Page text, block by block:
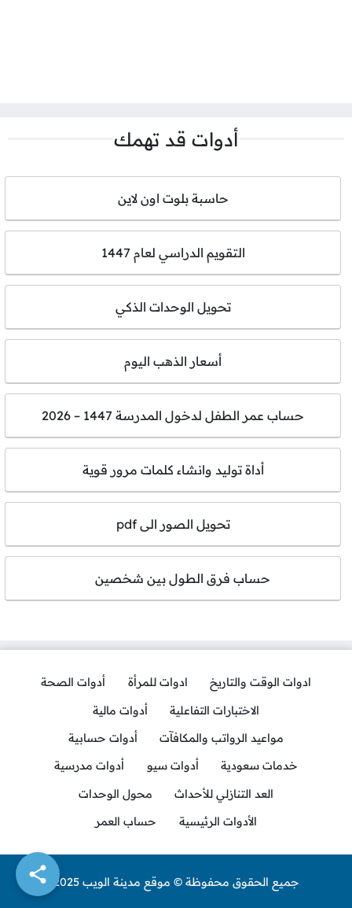
أدوات قد تهمك
حاسبة بلوت اون لاين
التقويم الدراسي لعام 1447
تحويل الوحدات الذكي
أسعار الذهب اليوم
حساب عمر الطفل لدخول المدرسة 1447 – 2026
أداة توليد وانشاء كلمات مرور قوية
تحويل الصور الى pdf
حساب فرق الطول بين شخصين
ادوات الوقت والتاريخ ادوات للمرأة
أدوات الصحة
الاختبارات التفاعلية
أدوات مالية
مواعيد الرواتب والمكافآت
أدوات حسابية
خدمات سعودية
أدوات سيو
أدوات مدرسية
العد التنازلي للأحداث
محول الوحدات
الأدوات الرئيسية
حساب العمر
جميع الحقوق محفوظة © موقع مدينة الويب 2025